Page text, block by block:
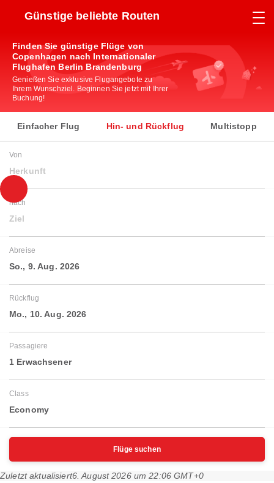
Günstige beliebte Routen
Finden Sie günstige Flüge von
Copenhagen nach Internationaler
Flughafen Berlin Brandenburg
Genießen Sie exklusive Flugangebote zu
Ihrem Wunschziel. Beginnen Sie jetzt mit Ihrer
Buchung!
Einfacher Flug Hin- und Rückflug Multistopp
Von
Herkunft
nach
Ziel
Abreise
So., 9. Aug. 2026
Rückflug
Mo., 10. Aug. 2026
Passagiere
1 Erwachsener
Class
Economy
Flüge suchen
Zuletzt aktualisiert6. August 2026 um 22:06 GMT+0